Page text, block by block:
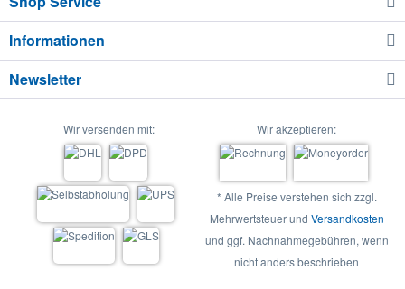
Informationen
Newsletter
Wir versenden mit: Wir akzeptieren:
* Alle Preise verstehen sich zzgl.
Mehrwertsteuer und Versandkosten
und ggf. Nachnahmegebühren, wenn
nicht anders beschrieben